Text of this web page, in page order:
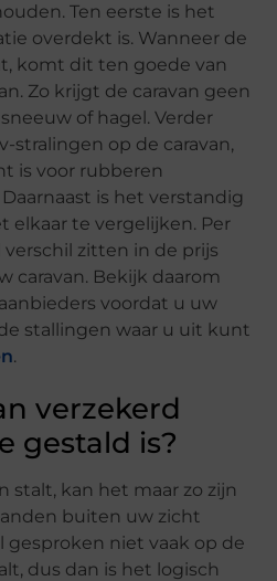
Ten eerste is het
overdekt is. Wanneer de
komt dit ten goede van
Zo krijgt de caravan geen
of hagel. Verder
stralingen op de caravan,
is voor rubberen
is het verstandig
elkaar te vergelijken. Per
verschil zitten in de prijs
caravan. Bekijk daarom
voordat u uw
stallingen waar u uit kunt
.
verzekerd
gestald is?
stalt, kan het maar zo zijn
buiten uw zicht
gesproken niet vaak op de
dus dan is het logisch